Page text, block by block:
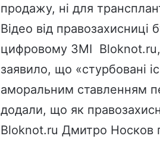
продажу, ні для
Відео від правозахисниці
цифровому ЗМІ Bloknot.ru,
заявило, що «стурбовані
аморальним ставленням
додали, що як
Bloknot.ru Дмитро Носков